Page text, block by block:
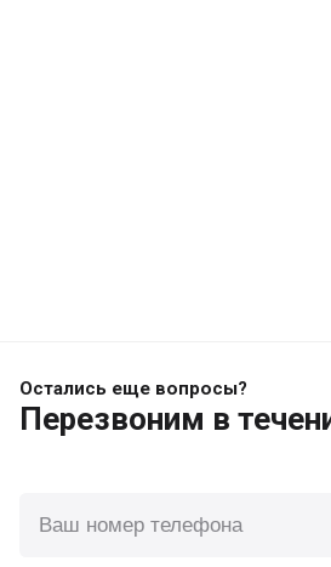
Остались еще вопросы?
Перезвоним в